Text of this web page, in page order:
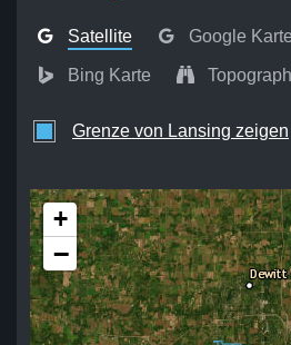
Satellite Google Karte
Bing Karte
Grenze von Lansing zeigen
+
−